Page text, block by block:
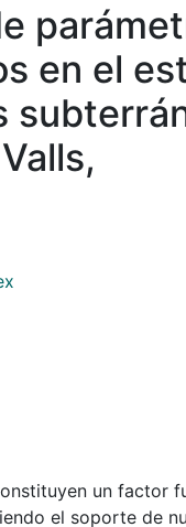
en el
un factor
el soporte de